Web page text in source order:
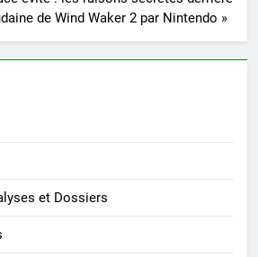
de Wind Waker 2 par Nintendo »
et Dossiers